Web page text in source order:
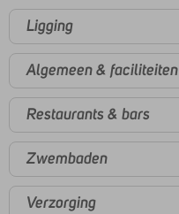
Ligging
Algemeen & faciliteiten
Restaurants & bars
Zwembaden
Verzorging